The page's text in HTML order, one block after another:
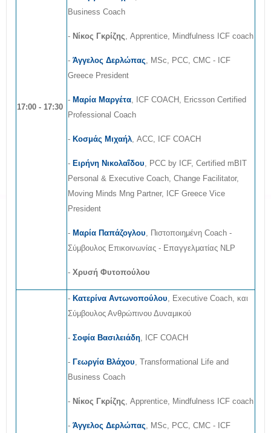
17:00 - 17:30
Business Coach
- Νίκος Γκρίζης, Apprentice, Mindfulness ICF coach
- Άγγελος Δερλώπας, MSc, PCC, CMC - ICF
Greece President
- Μαρία Μαργέτα, ICF COACH, Ericsson Certified
Professional Coach
- Κοσμάς Μιχαήλ, ACC, ICF COACH
- Ειρήνη Νικολαΐδου, PCC by ICF, Certified mBIT
Personal & Executive Coach, Change Facilitator,
Moving Minds Mng Partner, ICF Greece Vice
President
- Μαρία Παπάζογλου, Πιστοποιημένη Coach -
Σύμβουλος Επικοινωνίας - Επαγγελματίας ΝLP
- Χρυσή Φυτοπούλου
- Κατερίνα Αντωνοπούλου, Executive Coach, και
Σύμβουλος Ανθρώπινου Δυναμικού
- Σοφία Βασιλειάδη, ICF COACH
- Γεωργία Βλάχου, Transformational Life and
Business Coach
- Νίκος Γκρίζης, Apprentice, Mindfulness ICF coach
- Άγγελος Δερλώπας, MSc, PCC, CMC - ICF